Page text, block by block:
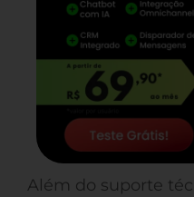
Além do suporte